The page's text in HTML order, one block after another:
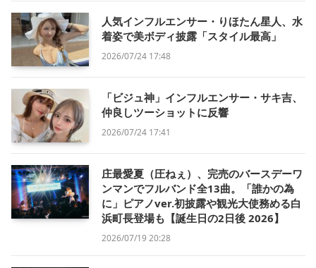
人気インフルエンサー・りほたん星人、水
着姿で美ボディ披露「スタイル最高」
2026/07/24 17:48
「ビジュ神」インフルエンサー・サキ吉、
仲良しツーショットに反響
2026/07/24 17:41
庄最愛夏（圧ねぇ）、完売のバースデーワ
ンマンでフルバンド全13曲。「誰かの為
に」ピアノver.初披露や観光大使務める白
浜町長登場も【誕生日の2日後 2026】
2026/07/19 20:28